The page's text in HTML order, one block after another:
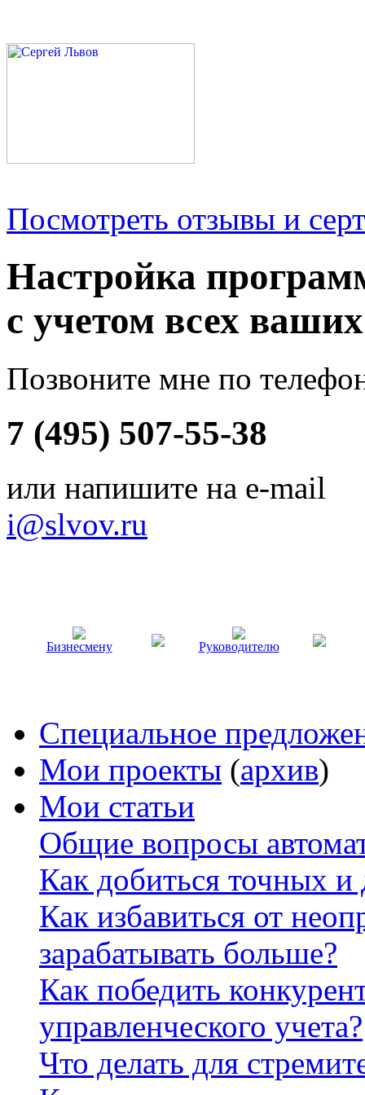
Посмотреть отзывы и
Настройка
с учетом всех
Позвоните мне по
7 (495) 507-55-38
или напишите на e-mail
i@slvov.ru
Бизнесмену Руководителю
Специальное
Мои проекты (архив)
Мои статьи
Общие вопросы
Как добиться точных
Как избавиться от
зарабатывать больше?
Как победить
управленческого учета?
Что делать для